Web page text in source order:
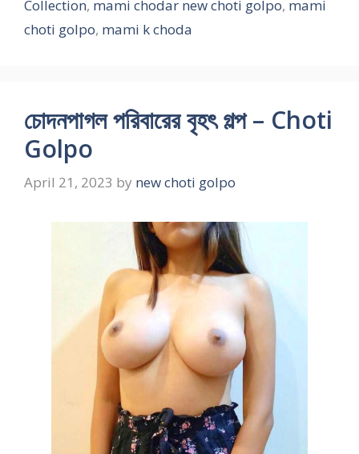
Collection, mami chodar new choti golpo, mami
choti golpo, mami k choda
চোদনপাগল পরিবারের বৃহৎ গল্প – Choti
Golpo
April 21, 2023 by new choti golpo